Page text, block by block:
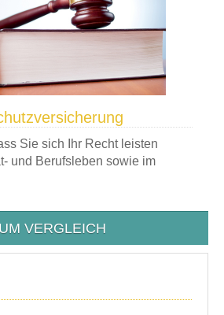
Sie sich Ihr Recht leisten
und Berufsleben sowie im
VERGLEICH